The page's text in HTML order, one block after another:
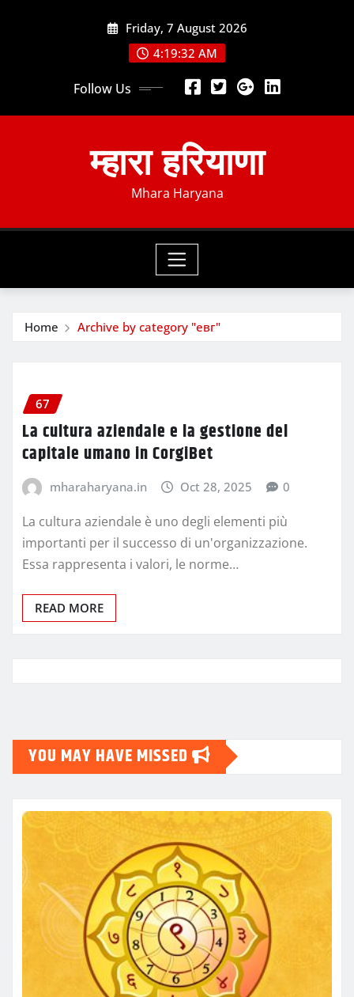
Friday, 7 August 2026
4:19:32 AM
Follow Us
म्हारा हरियाणा
Mhara Haryana
Home Archive by category "евг"
67
La cultura aziendale e la gestione del
capitale umano in CorgiBet
mharaharyana.in Oct 28, 2025 0
La cultura aziendale è uno degli elementi più
importanti per il successo di un'organizzazione.
Essa rappresenta i valori, le norme…
READ MORE
YOU MAY HAVE MISSED